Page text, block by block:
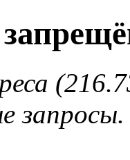
запросы.